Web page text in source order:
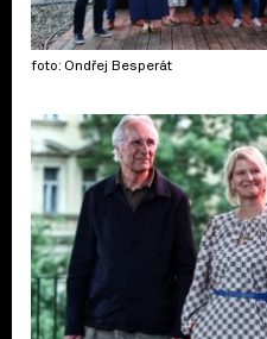
foto: Ondřej Besperát